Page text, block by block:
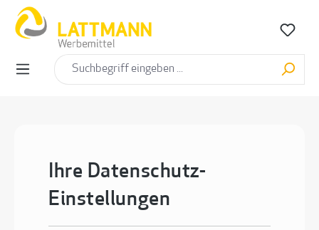
springen
Ihre Datenschutz-
Einstellungen